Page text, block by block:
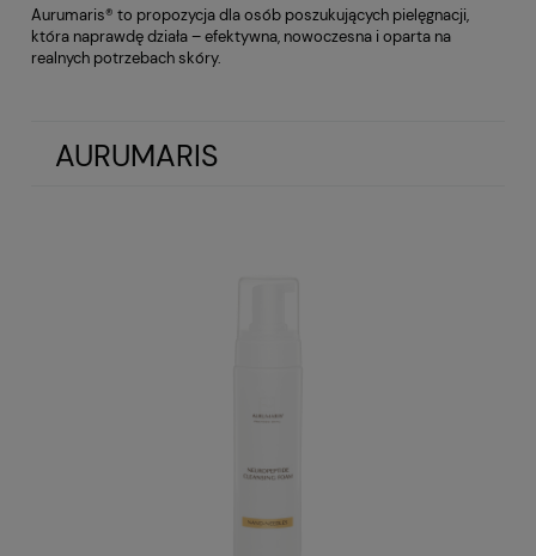
Aurumaris® to propozycja dla osób poszukujących pielęgnacji,
która naprawdę działa – efektywna, nowoczesna i oparta na
realnych potrzebach skóry.
AURUMARIS